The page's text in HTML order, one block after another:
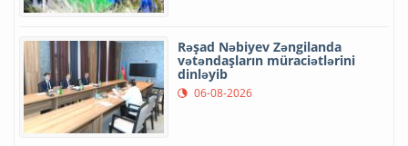
Rəşad Nəbiyev Zəngilanda
vətəndaşların müraciətlərini
dinləyib
06-08-2026